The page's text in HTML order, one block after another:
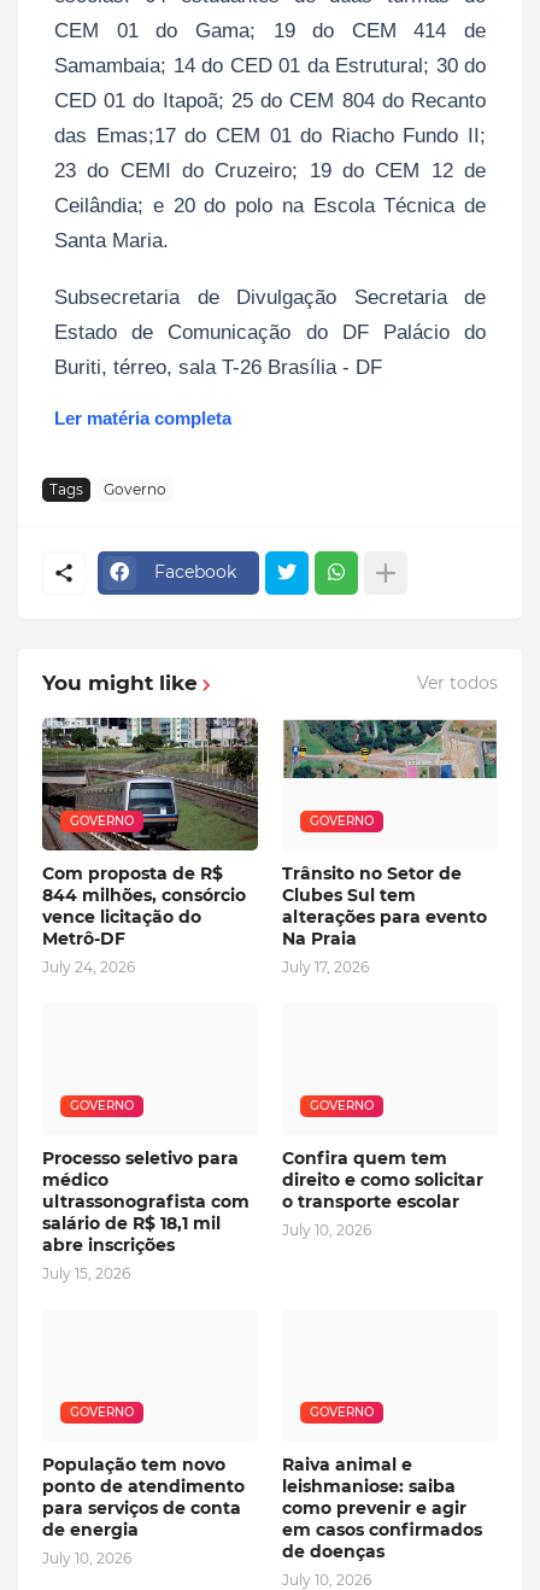
CEM 01 do Gama; 19 do CEM 414 de
Samambaia; 14 do CED 01 da Estrutural; 30 do
CED 01 do Itapoã; 25 do CEM 804 do Recanto
das Emas;17 do CEM 01 do Riacho Fundo II;
23 do CEMI do Cruzeiro; 19 do CEM 12 de
Ceilândia; e 20 do polo na Escola Técnica de
Santa Maria.
Subsecretaria de Divulgação Secretaria de
Estado de Comunicação do DF Palácio do
Buriti, térreo, sala T-26 Brasília - DF
Ler matéria completa
Tags Governo
Facebook
You might like Ver todos
GOVERNO
Com proposta de R$
844 milhões, consórcio
vence licitação do
Metrô-DF
July 24, 2026
GOVERNO
Trânsito no Setor de
Clubes Sul tem
alterações para evento
Na Praia
July 17, 2026
GOVERNO
Processo seletivo para
médico
ultrassonografista com
salário de R$ 18,1 mil
abre inscrições
July 15, 2026
GOVERNO
Confira quem tem
direito e como solicitar
o transporte escolar
July 10, 2026
GOVERNO
População tem novo
ponto de atendimento
para serviços de conta
de energia
July 10, 2026
GOVERNO
Raiva animal e
leishmaniose: saiba
como prevenir e agir
em casos confirmados
de doenças
July 10, 2026